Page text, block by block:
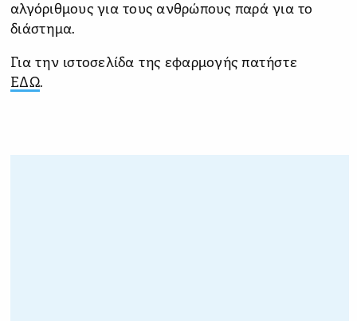
αλγόριθμους για τους ανθρώπους παρά για το
διάστημα.
Για την ιστοσελίδα της εφαρμογής πατήστε
ΕΔΩ.